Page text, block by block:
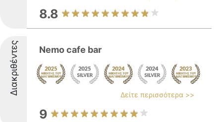
8.8
Διακριθέντες Nemo cafe bar
Δείτε περισσότερα >>
9